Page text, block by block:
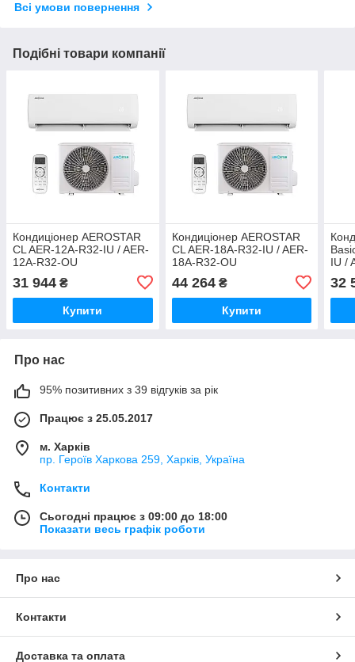
Всі умови повернення
Подібні товари компанії
Кондиціонер AEROSTAR
CL AER-12A-R32-IU / AER-
12A-R32-OU
31 944 ₴
Купити
Кондиціонер AEROSTAR
CL AER-18A-R32-IU / AER-
18A-R32-OU
44 264₴
Купити
IU /
32
Про нас
95% позитивних з 39 відгуків за рік
Працює з 25.05.2017
м. Харків
пр. Героїв Харкова 259, Харків, Україна
Контакти
Сьогодні працює з 09:00 до 18:00
Показати весь графік роботи
Про нас
Контакти
Доставка та оплата